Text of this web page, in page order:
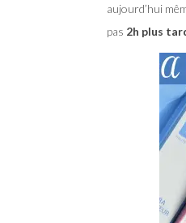
aujourd’hui
pas 2h plus